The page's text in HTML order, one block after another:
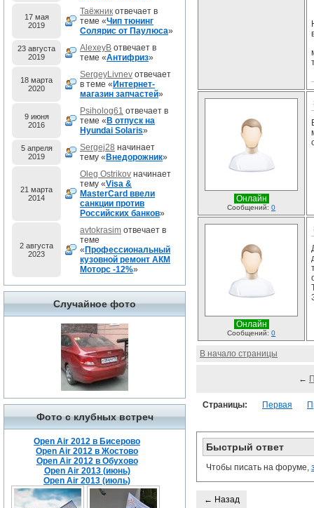
17 мая
2019
Таёжник отвечает в
теме «Чип тюнинг
Солярис от Паулюса»
23 августа
2019
AlexeyB отвечает в
теме «Антифриз»
18 марта
2020
SergeyLivnev отвечает
в теме « Интернет-
магазин запчастей»
9 июня
2016
Psiholog61 отвечает в
теме « В отпуск на
Hyundai Solaris»
5 апреля
2019
Sergej28 начинает
тему « Внедорожник»
21 марта
2014
Oleg Ostrikov начинает
тему «Visa &
MasterCard ввели
санкции против
Российских банков»
2 августа
2023
avtokrasim отвечает в
теме
« Профессиональный
кузовной ремонт АКМ
Моторс -12%»
Случайное фото
Фото с клубных встреч
Open Air 2012 в Бисерово
Open Air 2012 в Жостово
Open Air 2012 в Обухово
Open Air 2013 (июнь)
Open Air 2013 (июль)
Онлайн
Сообщений: 0
Онлайн
Сообщений: 0
В начало страницы
←
Страницы: Первая
Быстрый ответ
Чтобы писать на форуме,
← Назад